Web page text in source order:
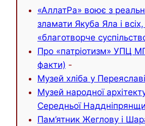
«АллатРа» воює з
зламати Якуба Яла і
«благотворче
Про «патріотизм» УПЦ
факти) -
Музей хліба у Переяславі
Музей народної
Середньої
Пам’ятник Жеглову і